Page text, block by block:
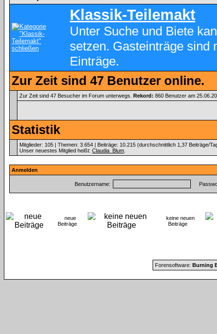
Klassik-Teilemakt
Unter Suche und Biete
setzen. Gasteinträge sind
Einträge.
Zur Zeit sind 47 Benutzer online.
Zur Zeit sind 47 Besucher im Forum unterwegs. Rekord: 860 Benutzer am
Statistik
Mitglieder: 105 | Themen: 3.654 | Beiträge: 10.215 (durchschnittlich 1,37 Beiträge/
Unser neuestes Mitglied heißt: Claudia_Blum
Anmelden
Benutzername:
neue
Beiträge
keine neuen
Beiträge
Forensoftware: Burning